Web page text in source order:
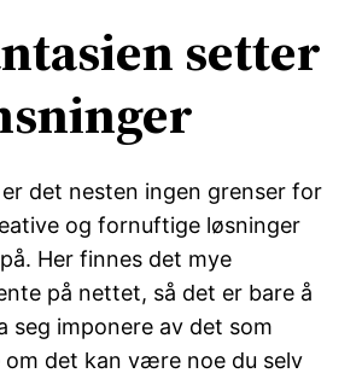
setter
det nesten ingen grenser for
og fornuftige løsninger
Her finnes det mye
på nettet, så det er bare å
seg imponere av det som
om det kan være noe du selv